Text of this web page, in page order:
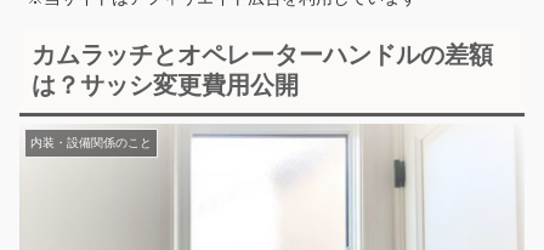
カムラッチとオペレーターハンドルの差額
は？サッシ変更費用公開
内装・設備関係のこと